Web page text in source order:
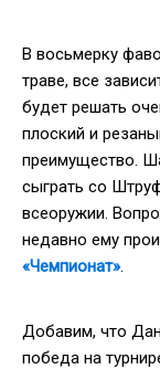
В восьмерку
траве, все
будет решать
плоский и
преимущество.
сыграть со
всеоружии.
недавно ему
«Чемпионат».
Добавим, что
победа на